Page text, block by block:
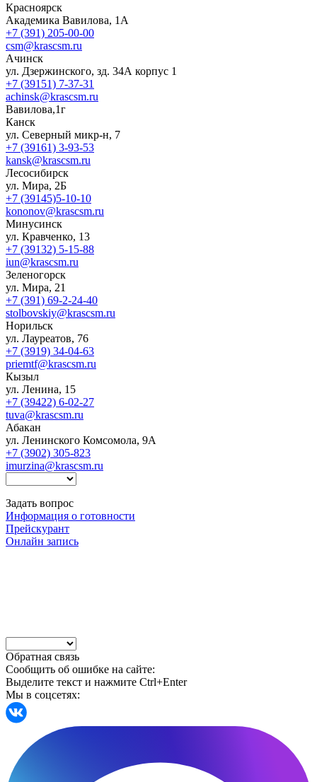
Красноярск
Академика Вавилова, 1А
+7 (391) 205-00-00
csm@krascsm.ru
Ачинск
ул. Дзержинского, зд. 34А корпус 1
+7 (39151) 7-37-31
achinsk@krascsm.ru
Вавилова,1г
Канск
ул. Северный микр-н, 7
+7 (39161) 3-93-53
kansk@krascsm.ru
Лесосибирск
ул. Мира, 2Б
+7 (39145)5-10-10
kononov@krascsm.ru
Минусинск
ул. Кравченко, 13
+7 (39132) 5-15-88
iun@krascsm.ru
Зеленогорск
ул. Мира, 21
+7 (391) 69-2-24-40
stolbovskiy@krascsm.ru
Норильск
ул. Лауреатов, 76
+7 (3919) 34-04-63
priemtf@krascsm.ru
Кызыл
ул. Ленина, 15
+7 (39422) 6-02-27
tuva@krascsm.ru
Абакан
ул. Ленинского Комсомола, 9А
+7 (3902) 305-823
imurzina@krascsm.ru
Задать вопрос
Информация о готовности
Прейскурант
Онлайн запись
Обратная связь
Сообщить об ошибке на сайте:
Выделите текст и нажмите Ctrl+Enter
Мы в соцсетях: